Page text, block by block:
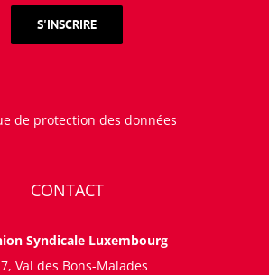
de protection des données
CONTACT
Syndicale Luxembourg
Val des Bons-Malades